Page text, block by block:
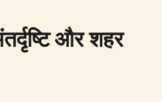
और शहर